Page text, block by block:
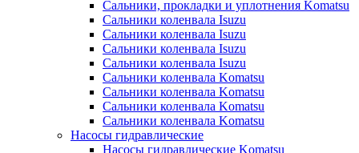
Сальники, прокладки и уплотнения Komatsu
Сальники коленвала Isuzu
Сальники коленвала Isuzu
Сальники коленвала Isuzu
Сальники коленвала Isuzu
Сальники коленвала Komatsu
Сальники коленвала Komatsu
Сальники коленвала Komatsu
Сальники коленвала Komatsu
Насосы гидравлические
Насосы гидравлические Komatsu